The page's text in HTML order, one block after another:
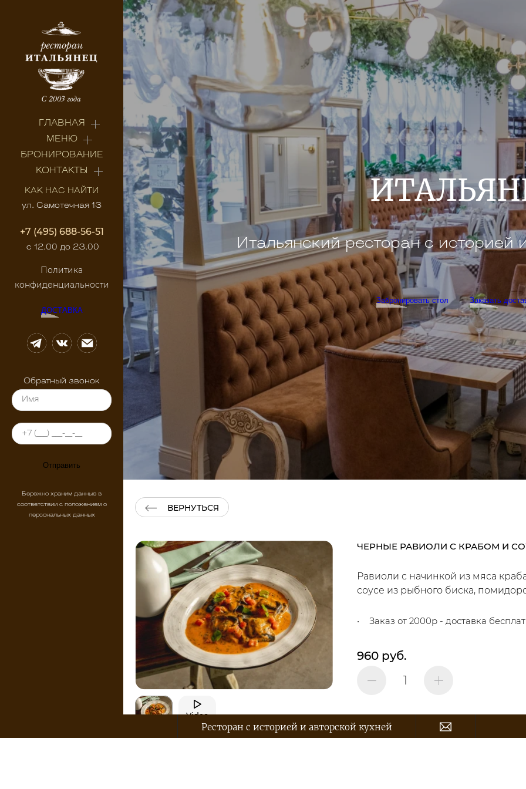
Итальянский ресторан с историей
Забронировать стол Заказать
ГЛАВНАЯ
МЕНЮ
БРОНИРОВАНИЕ
КОНТАКТЫ
КАК НАС НАЙТИ
ул. Самотечная 13
+7 (495) 688-56-51
с 12.00 до 23.00
Политика
конфиденциальности
ДОСТАВКА
Обратный звонок
Отправить
Бережно храним данные в
соответствии с положением о
персональных данных
ВЕРНУТЬСЯ
Video
ЧЕРНЫЕ РАВИОЛИ С КРАБОМ И
Равиоли с начинкой из мяса
соусе из рыбного биска,
Заказ от 2000р - доставка
960 руб.
Ресторан с историей и авторской кухней